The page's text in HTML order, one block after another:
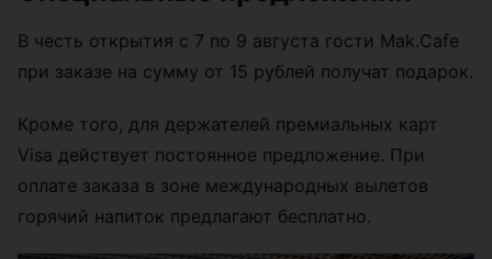
В честь открытия с 7 по 9 августа гости Mak.Cafe
при заказе на сумму от 15 рублей получат подарок.
Кроме того, для держателей премиальных карт
Visa действует постоянное предложение. При
оплате заказа в зоне международных вылетов
горячий напиток предлагают бесплатно.